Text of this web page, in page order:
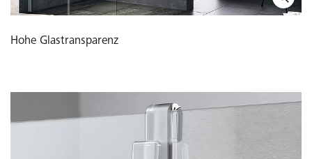
Hohe Glastransparenz